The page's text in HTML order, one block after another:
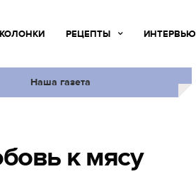
РЕЦЕПТЫ ИНТЕРВЬЮ
Наша газета
к мясу